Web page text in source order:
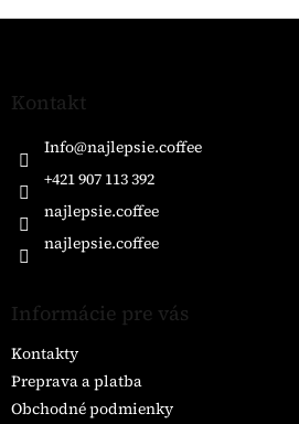
Z
Kontakt
Info@najlepsie.coffee
+421 907 113 392
najlepsie.coffee
najlepsie.coffee
Informácie pre vás
Kontakty
Preprava a platba
Obchodné podmienky